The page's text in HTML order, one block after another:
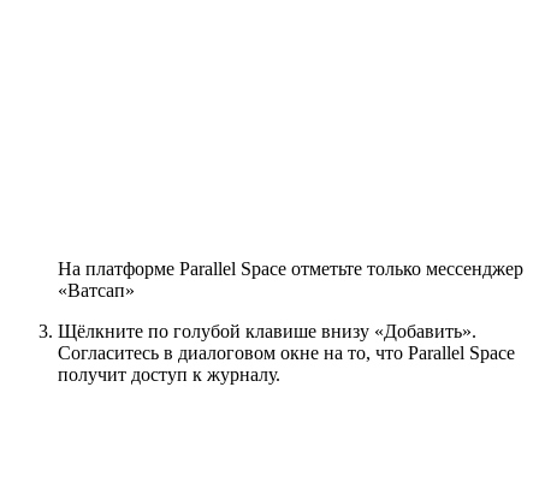
На платформе Parallel Space отметьте только мессенджер
«Ватсап»
Щёлкните по голубой клавише внизу «Добавить».
Согласитесь в диалоговом окне на то, что Parallel Space
получит доступ к журналу.